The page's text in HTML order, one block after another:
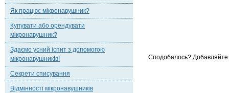
Як працює мікронавушник?
Купувати або орендувати
мікронавушник?
Здаємо усний іспит з допомогою
мікронавушників!
Секрети списування
Відмінності мікронавушників
Сподобалось?